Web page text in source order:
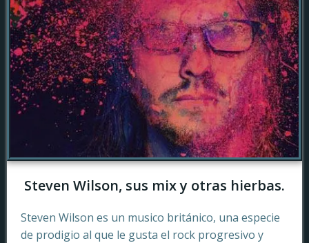
Steven Wilson, sus mix y otras hierbas.
Steven Wilson es un musico británico, una especie
de prodigio al que le gusta el rock progresivo y